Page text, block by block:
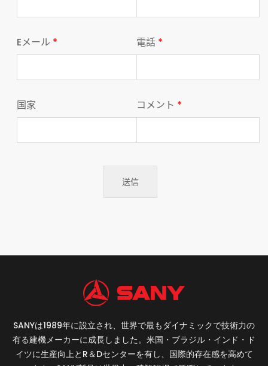
Eメール * 電話 *
国家 コメント *
SANYは1989年に設立され、世界で最もダイナミックで技術力の
有る建機メーカーに成長しました。米国・ブラジル・インド・ド
イツに生産向上とR＆Dセンターを有し、国際的存在感を高めて